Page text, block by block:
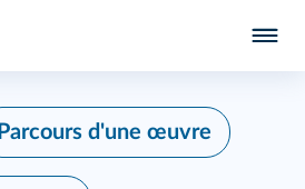
Parcours d'une œuvre